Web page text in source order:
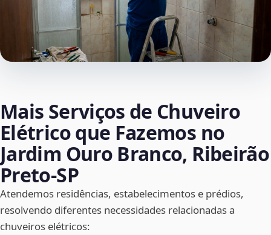
Mais Serviços de Chuveiro
Elétrico que Fazemos no
Jardim Ouro Branco, Ribeirão
Preto‑SP
Atendemos residências, estabelecimentos e prédios,
resolvendo diferentes necessidades relacionadas a
chuveiros elétricos: